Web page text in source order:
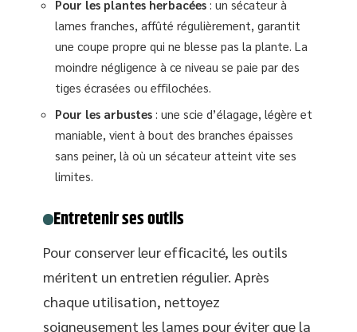
Pour les plantes herbacées : un sécateur à
lames franches, affûté régulièrement, garantit
une coupe propre qui ne blesse pas la plante. La
moindre négligence à ce niveau se paie par des
tiges écrasées ou effilochées.
Pour les arbustes : une scie d’élagage, légère et
maniable, vient à bout des branches épaisses
sans peiner, là où un sécateur atteint vite ses
limites.
Entretenir ses outils
Pour conserver leur efficacité, les outils
méritent un entretien régulier. Après
chaque utilisation, nettoyez
soigneusement les lames pour éviter que la